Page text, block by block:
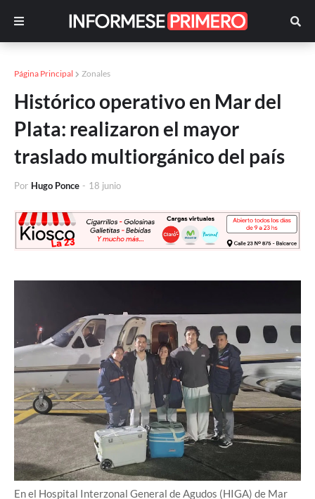
Página Principal Zonales
Histórico operativo en Mar del
Plata: realizaron el mayor
traslado multiorgánico del país
Por Hugo Ponce - 18 junio
En el Hospital Interzonal General de Agudos (HIGA) de Mar